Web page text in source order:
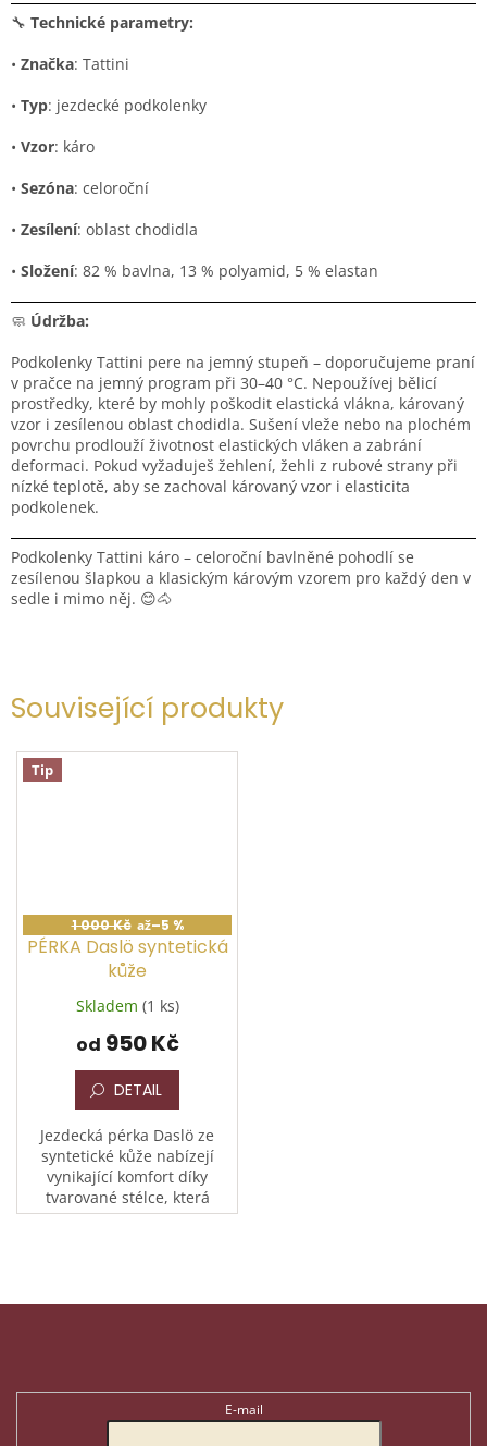
Související produkty
Tip
1 000 Kč až–5 %
PÉRKA Daslö syntetická
kůže
Skladem (1 ks)
od 950 Kč
DETAIL
Jezdecká pérka Daslö ze
syntetické kůže nabízejí
vynikající komfort díky
tvarované stélce, která
přesně kopíruje tvar
🔧 Technické parametry:
• Značka: Tattini
• Typ: jezdecké podkolenky
• Vzor: káro
• Sezóna: celoroční
• Zesílení: oblast chodidla
• Složení: 82 % bavlna, 13 % polyamid, 5 % elastan
🧼 Údržba:
Podkolenky Tattini pere na jemný stupeň – doporučujeme praní
v pračce na jemný program při 30–40 °C. Nepoužívej bělicí
prostředky, které by mohly poškodit elastická vlákna, károvaný
vzor i zesílenou oblast chodidla. Sušení vleže nebo na plochém
povrchu prodlouží životnost elastických vláken a zabrání
deformaci. Pokud vyžaduješ žehlení, žehli z rubové strany při
nízké teplotě, aby se zachoval károvaný vzor i elasticita
podkolenek.
Podkolenky Tattini káro – celoroční bavlněné pohodlí se
zesílenou šlapkou a klasickým károvým vzorem pro každý den v
sedle i mimo něj. 😊🐴
E-mail